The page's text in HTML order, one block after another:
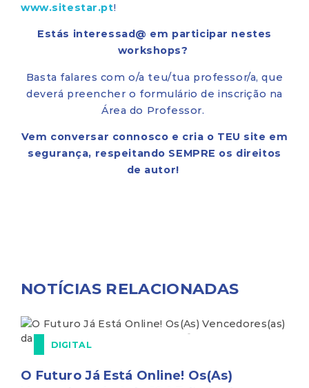
www.sitestar.pt!
Estás interessad@ em participar nestes
workshops?
Basta falares com o/a teu/tua professor/a, que
deverá preencher o formulário de inscrição na
Área do Professor.
Vem conversar connosco e cria o TEU site em
segurança, respeitando SEMPRE os direitos
de autor!
NOTÍCIAS RELACIONADAS
DIGITAL
O Futuro Já Está Online! Os(As)